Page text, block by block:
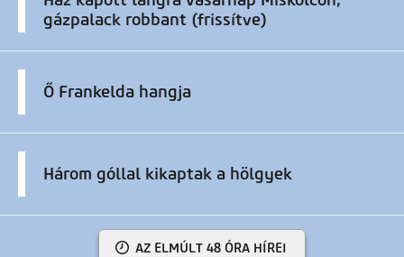
gázpalack robbant (frissítve)
Ő Frankelda hangja
Három góllal kikaptak a hölgyek
AZ ELMÚLT 48 ÓRA HÍREI